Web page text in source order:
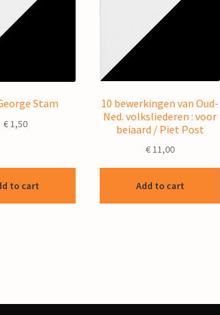
Stam
€1,50
to cart
10 bewerkingen van Oud-
Ned. volksliederen : voor
beiaard / Piet Post
€11,00
Add to cart